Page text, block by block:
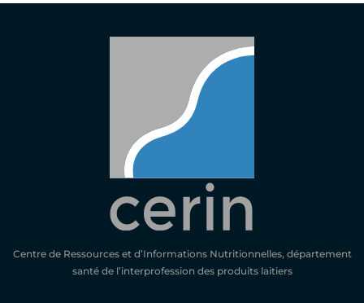
Centre de Ressources et d’Informations Nutritionnelles, département
santé de l’interprofession des produits laitiers